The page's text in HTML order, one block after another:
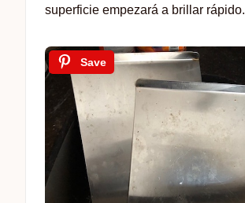
superficie empezará a brillar rápido.
Save